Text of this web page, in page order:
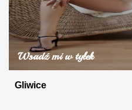
Wsadź mi w tyłek
Gliwice